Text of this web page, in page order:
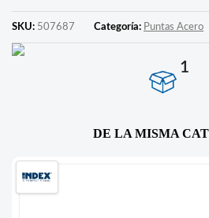
SKU: 507687 Categoría: Puntas Acero
1
DE LA MISMA